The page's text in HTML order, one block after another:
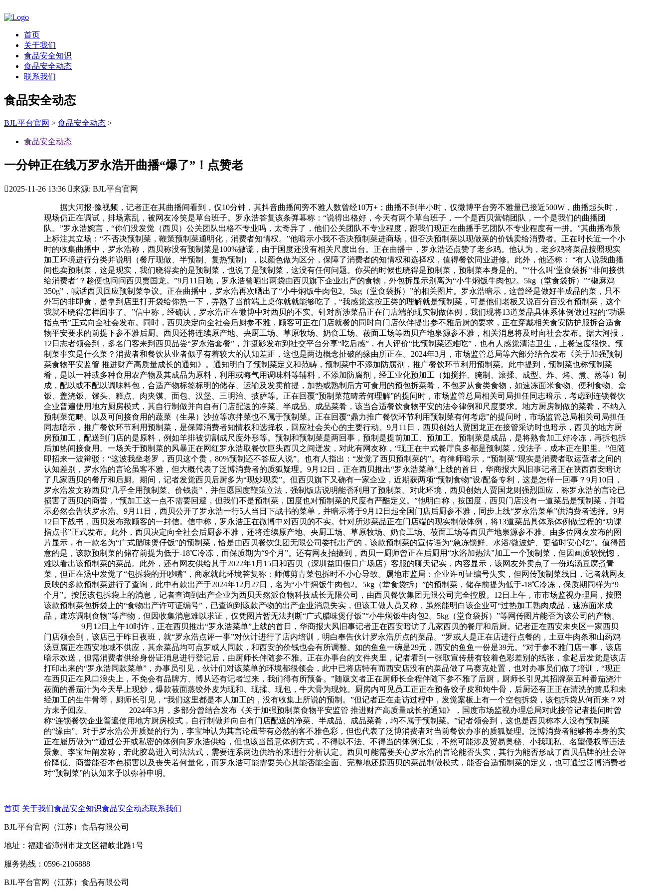
首页
关于我们
食品安全知识
食品安全动态
联系我们
食品安全动态
BJL平台官网 > 食品安全动态 >
食品安全动态
一分钟正在线万罗永浩开曲播“爆了”！点赞老
2025-11-26 13:36 来源: BJL平台官网
据大河报·豫视频，记者正在其曲播间看到，仅10分钟，其抖音曲播间旁不雅人数曾经10万+；曲播不到半小时，仅微博平台旁不雅量已接近500W，曲播起头时，
现场仍正在调试，排场紊乱，被网友冷笑是草台班子。罗永浩答复该条弹幕称：“说得出格好，今天有两个草台班子，一个是西贝营销团队，一个是我们的曲播团
队。”罗永浩婉言，“你们没发觉（西贝）公关团队出格不专业吗，太奇异了，他们公关团队不专业程度，跟我们现正在曲播手艺团队不专业程度有一拼。”其曲播布景
上标注其立场：“不否决预制菜，鞭策预制菜通明化，消费者知情权。”他暗示小我不否决预制菜进商场，但否决预制菜以现做菜的价钱卖给消费者。正在时长近一个小
时的收集曲播中，罗永浩称，西贝称没有预制菜是100%撒谎，由于国度还没有相关尺度出台。正在曲播中，罗永浩还点赞了老乡鸡。他认为，老乡鸡将菜品按照现实
加工环境进行分类并说明（餐厅现做、半预制、复热预制），以颜色做为区分，保障了消费者的知情权和选择权，值得餐饮同业进修。此外，他还称： “有人说我曲播
间也卖预制菜，这是现实，我们晓得卖的是预制菜，也说了是预制菜，这没有任何问题。你买的时候也晓得是预制菜，预制菜本身是的。”“什么叫‘堂食袋拆’‘非间接供
给消费者’？趁便也问问西贝贾国龙。”9月11日晚，罗永浩曾晒出两袋由西贝旗下企业出产的食物，外包拆显示别离为“小牛焖饭牛肉包2。5kg（堂食袋拆）”“椒麻鸡
350g”，喊话西贝回应预制菜争议。正在曲播中，罗永浩再次晒出了“小牛焖饭牛肉包2。5kg（堂食袋拆）”的相关图片。罗永浩暗示，这曾经是做好半成品的菜，只不
外写的非即食，是拿到店里打开袋给你热一下，弄熟了当前端上桌你就就能够吃了，“我感觉这按正类的理解就是预制菜，可是他们老板又说百分百没有预制菜，这个
我就不晓得怎样回事了。”信中称，经确认，罗永浩正在微博中对西贝的不实。针对所涉菜品正在门店端的现实制做体例，我们现将13道菜品具体系体例做过程的“功课
指点书”正式向全社会发布。同时，西贝决定向全社会后厨参不雅，顾客可正在门店就餐的同时向门店伙伴提出参不雅后厨的要求，正在穿戴相关食安防护服拆合适食
物平安要求的前提下参不雅后厨。西贝还将连续原产地、央厨工场、草原牧场、奶食工场、莜面工场等西贝产地泉源参不雅，相关消息将及时向社会发布。据大河报，
12日志者领会到，多名门客来到西贝品尝“罗永浩套餐”，并摄影发布到社交平台分享“吃后感”，有人评价“比预制菜还难吃”，也有人感觉清洁卫生，上餐速度很快。预
制菜事实是什么菜？消费者和餐饮从业者似乎有着较大的认知差距，这也是两边概念扯破的缘由所正在。2024年3月，市场监管总局等六部分结合发布《关于加强预制
菜食物平安监管 推进财产高质量成长的通知》。通知明白了预制菜定义和范畴，预制菜中不添加防腐剂，推广餐饮环节利用预制菜。此中提到，预制菜也称预制菜
肴，是以一种或多种食用农产物及其成品为原料，利用或晦气用调味料等辅料，不添加防腐剂，经工业化预加工（如搅拌、腌制、滚揉、成型、炸、烤、煮、蒸等）制
成，配以或不配以调味料包，合适产物标签标明的储存、运输及发卖前提，加热或熟制后方可食用的预包拆菜肴，不包罗从食类食物，如速冻面米食物、便利食物、盒
饭、盖浇饭、馒头、糕点、肉夹馍、面包、汉堡、三明治、披萨等。正在回覆“预制菜范畴若何理解”的提问时，市场监管总局相关司局担任同志暗示，考虑到连锁餐饮
企业普遍使用地方厨房模式，其自行制做并向自有门店配送的净菜、半成品、成品菜肴，该当合适餐饮食物平安的法令律例和尺度要求。地方厨房制做的菜肴，不纳入
预制菜范畴。以及可间接食用的蔬菜（生果）沙拉等凉拌菜也不属于预制菜。正在回覆“鼎力推广餐饮环节利用预制菜有何考虑”的提问时，市场监管总局相关司局担任
同志暗示，推广餐饮环节利用预制菜，是保障消费者知情权和选择权，回应社会关心的主要行动。9月11日，西贝创始人贾国龙正在接管采访时也暗示，西贝的地方厨
房预加工，配送到门店的是原料，例如羊排被切割成尺度外形等。预制和预制菜是两回事，预制是提前加工、预加工。预制菜是成品，是将熟食加工好冷冻，再拆包拆
后加热间接食用。一场关于预制菜的风暴正在网红罗永浩取餐饮巨头西贝之间迸发，对此有网友称，“现正在中式餐厅良多都是预制菜，没法子，成本正在那里。”但随
即招来一波辩驳：“这波我坐老罗，西贝这个贵，80%预制还不答应人说”。也有人指出：“发觉了西贝预制菜的”。有律师暗示，“预制菜”现实是消费者取运营者之间的
认知差别，罗永浩的言论虽客不雅，但大概代表了泛博消费者的质狐疑理。9月12日，正在西贝推出“罗永浩菜单”上线的首日，华商报大风旧事记者正在陕西西安暗访
了几家西贝的餐厅和后厨。期间，记者发觉西贝后厨多为“现炒现卖”。但西贝旗下又确有一家企业，近期获两项“预制食物”设/配备专利，这是怎样一回事？9月10日，
罗永浩发文称西贝“几乎全用预制菜、价钱贵”，并但愿国度鞭策立法，强制饭店说明能否利用了预制菜。对此环境，西贝创始人贾国龙则强烈回应，称罗永浩的言论已
损害了西贝的商誉，“预加工这一点不需要回避，但我们不是预制菜，国度也对预制菜的尺度有严酷定义。”他明白称，按国度，西贝门店没有一道菜品是预制菜，并暗
示必然会告状罗永浩。9月11日，西贝公开了罗永浩一行5人当日下战书的菜单，并暗示将于9月12日起全国门店后厨参不雅，同步上线“罗永浩菜单”供消费者选择。9月
12日下战书，西贝发布致顾客的一封信。信中称，罗永浩正在微博中对西贝的不实。针对所涉菜品正在门店端的现实制做体例，将13道菜品具体系体例做过程的“功课
指点书”正式发布。此外，西贝决定向全社会后厨参不雅，还将连续原产地、央厨工场、草原牧场、奶食工场、莜面工场等西贝产地泉源参不雅。由多位网友发布的图
片显示，有一款名为“广式腊味煲仔饭”的预制菜，恰是由西贝餐饮集团无限公司委托出产的，该款预制菜的宣传语为“急冻锁鲜、水浴/微波炉、更省时安心吃”。值得留
意的是，该款预制菜的储存前提为低于-18℃冷冻，而保质期为“9个月”。还有网友拍摄到，西贝一厨师曾正在后厨用“水浴加热法”加工一个预制菜，但因画质较恍惚，
难以看出该预制菜的菜品。此外，还有网友供给其于2022年1月15日和西贝（深圳益田假日广场店）客服的聊天记实，内容显示，该网友外卖点了一份鸡汤豆腐煮青
菜，但正在汤中发觉了“包拆袋的开吵嘴”，商家就此环境答复称：师傅剪青菜包拆时不小心导致。属地市监局：企业许可证编号失实，但网传预制菜线日，记者就网友
反映的多款预制菜进行了查询，此中有款出产于2024年12月27日，名为“小牛焖饭牛肉包2。5kg（堂食袋拆）”的预制菜，储存前提为低于-18℃冷冻，保质期同样为“9
个月”。按照该包拆袋上的消息，记者查询到出产企业为西贝天然派食物科技成长无限公司，由西贝餐饮集团无限公司完全控股。12日上午，市市场监视办理局，按照
该款预制菜包拆袋上的“食物出产许可证编号”，已查询到该款产物的出产企业消息失实，但该工做人员又称，虽然能明白该企业可“过热加工熟肉成品，速冻面米成
品，速冻调制食物”等产物，但因收集消息难以求证，仅凭图片暂无法判断“广式腊味煲仔饭”“小牛焖饭牛肉包2。5kg（堂食袋拆）”等网传图片能否为该公司的产物。
9月12日上午10时许，正在西贝推出“罗永浩菜单”上线的首日，华商报大风旧事记者正在西安暗访了几家西贝的餐厅和后厨。记者正在西安未央区一家西贝
门店领会到，该店已于昨日夜班，就“罗永浩点评一事”对伙计进行了店内培训，明白奉告伙计罗永浩所点的菜品。“罗或人是正在店进行点餐的，土豆牛肉条和山药鸡
汤豆腐正在西安地域不供应，其余菜品均可点罗或人同款，和西安的价钱也会有所调整。如的鱼鱼一碗是29元，西安的鱼鱼一份是39元。”对于参不雅门店一事，该店
暗示欢送，但需消费者供给身份证消息进行登记后，由厨师长伴随参不雅。正在办事台的文件夹里，记者看到一张取宣传册有较着色彩差别的纸张，拿起后发觉是该店
打印出来的“罗永浩同款菜单”，办事员引见，伙计们对该菜单的环境都很领会，此中已将店特有而西安店没有的菜品做了马赛克处置，也对办事员们做了培训，“现正
在西贝正在风口浪尖上，不免会有品牌方、博从还有记者过来，我们得有所预备。”随跋文者正在厨师长全程伴随下参不雅了后厨，厨师长引见其招牌菜五种番茄浇汁
莜面的番茄汁为今天早上现炒，爆款莜面蒸饺外皮为现和、现揉、现包，牛大骨为现炖。厨房内可见员工正正在预备饺子皮和炖牛骨，后厨还有正正在清洗的黄瓜和未
经加工的生牛骨等，厨师长引见，“我们这里都是本人加工的，没有收集上所说的预制。”但记者正在走访过程中，发觉案板上有一个空包拆袋，该包拆袋从何而来？对
方未予回应。
2024年3月，多部分曾结合发布《关于加强预制菜食物平安监管 推进财产高质量成长的通知》，国度市场监视办理总局对此接管记者提问时曾
称“连锁餐饮企业普遍使用地方厨房模式，自行制做并向自有门店配送的净菜、半成品、成品菜肴，均不属于预制菜。”记者领会到，这也是西贝称本人没有预制菜
的“缘由”。对于罗永浩公开质疑的行为，李宝坤认为其言论虽带有必然的客不雅色彩，但也代表了泛博消费者对当前餐饮办事的质狐疑理。泛博消费者能够将本身的实
正在履历做为“”通过公开或私密的体例向罗永浩供给，但也该当留意体例方式，不得以不法、不得当的体例汇集，不然可能涉及贸易奥秘、小我现私、名望侵权等违法
景象。李宝坤阐发称，若此胶葛进入司法法式，需要连系两边供给的来进行分析认定。西贝可能需要关心罗永浩的言论能否失实，其行为能否形成了西贝品牌的社会评
价降低、商誉能否本色损害以及丧失若何量化，而罗永浩可能需要关心其能否能全面、完整地还原西贝的菜品制做模式，能否合适预制菜的定义，也可通过泛博消费者
对“预制菜”的认知来予以弥补申明。
首页 关于我们食品安全知识食品安全动态联系我们
BJL平台官网（江苏）食品有限公司
地址：福建省漳州市龙文区福岐北路1号
服务热线：0596-2106888
BJL平台官网（江苏）食品有限公司